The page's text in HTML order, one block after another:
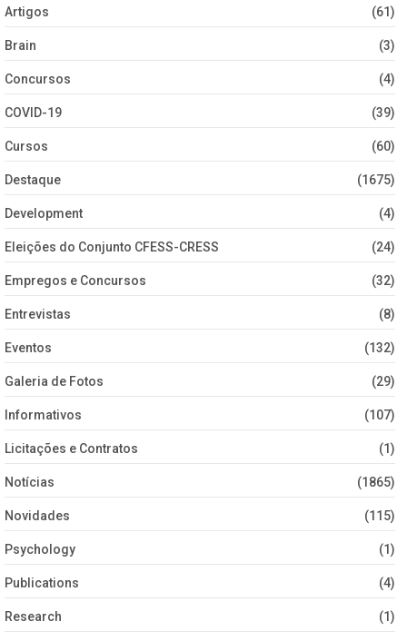
Artigos (61)
Brain (3)
Concursos (4)
COVID-19 (39)
Cursos (60)
Destaque (1675)
Development (4)
Eleições do Conjunto CFESS-CRESS (24)
Empregos e Concursos (32)
Entrevistas (8)
Eventos (132)
Galeria de Fotos (29)
Informativos (107)
Licitações e Contratos (1)
Notícias (1865)
Novidades (115)
Psychology (1)
Publications (4)
Research (1)